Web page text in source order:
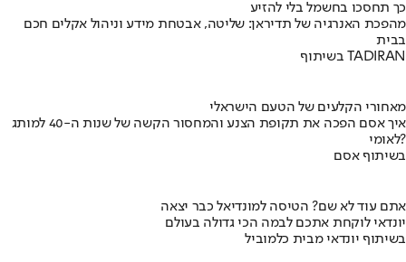
כך תחסכו בחשמל בלי להזיע
מהפכת האנרגיה של תדיראן: שליטה, אבטחת מידע וניהול אקלים חכם
בבית
בשיתוף TADIRAN
מאחורי הקלעים של הטעם הישראלי
איך אסם הפכה את תקופת הצנע והמחסור הקשה של שנות ה-40 למותג
לאומי?
בשיתוף אסם
אתם עוד לא שם? הטיסה למונדיאל כבר יצאה
יונדאי לוקחת אתכם לבמה הכי גדולה בעולם
בשיתוף יונדאי מבית כלמוביל